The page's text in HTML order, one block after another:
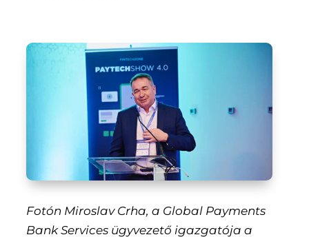
Fotón Miroslav Crha, a Global Payments
Bank Services ügyvezető igazgatója a